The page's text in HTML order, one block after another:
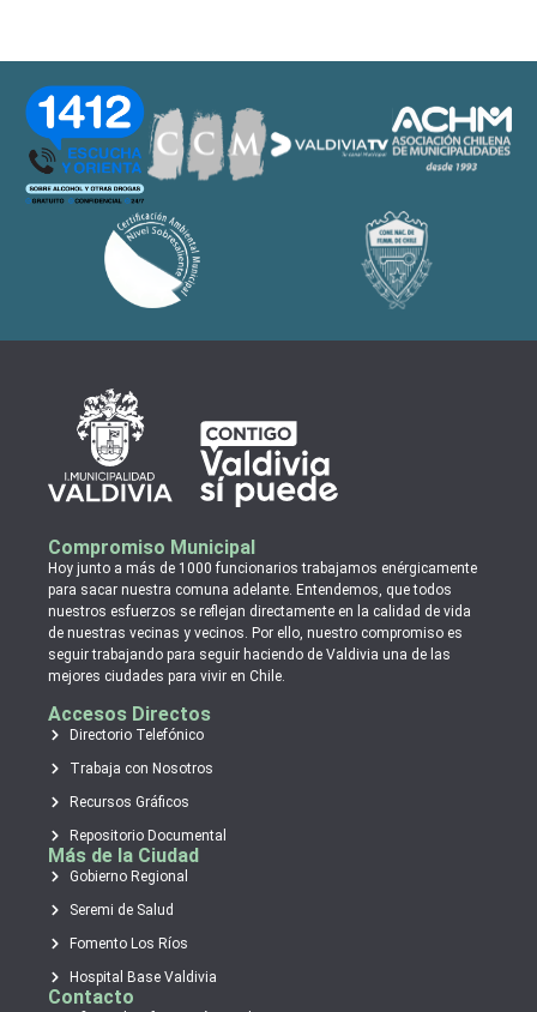
Compromiso Municipal
Hoy junto a más de 1000 funcionarios trabajamos enérgicamente
para sacar nuestra comuna adelante. Entendemos, que todos
nuestros esfuerzos se reflejan directamente en la calidad de vida
de nuestras vecinas y vecinos. Por ello, nuestro compromiso es
seguir trabajando para seguir haciendo de Valdivia una de las
mejores ciudades para vivir en Chile.
Accesos Directos
Directorio Telefónico
Trabaja con Nosotros
Recursos Gráficos
Repositorio Documental
Más de la Ciudad
Gobierno Regional
Seremi de Salud
Fomento Los Ríos
Hospital Base Valdivia
Contacto